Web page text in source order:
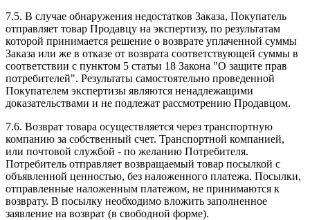
7.5. В случае обнаружения недостатков Заказа, Покупатель
отправляет товар Продавцу на экспертизу, по результатам
которой принимается решение о возврате уплаченной суммы
Заказа или же в отказе от возврата соответствующей суммы в
соответствии с пунктом 5 статьи 18 Закона "О защите прав
потребителей". Результаты самостоятельно проведенной
Покупателем экспертизы являются ненадлежащими
доказательствами и не подлежат рассмотрению Продавцом.
7.6. Возврат товара осуществляется через транспортную
компанию за собственный счет. Транспортной компанией,
или почтовой службой - по желанию Потребителя.
Потребитель отправляет возвращаемый товар посылкой с
объявленной ценностью, без наложенного платежа. Посылки,
отправленные наложенным платежом, не принимаются к
возврату. В посылку необходимо вложить заполненное
заявление на возврат (в свободной форме).